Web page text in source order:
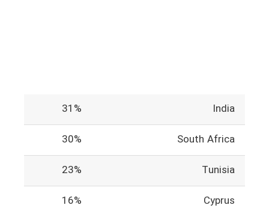
India
31%
South Africa
30%
Tunisia
23%
Cyprus
16%